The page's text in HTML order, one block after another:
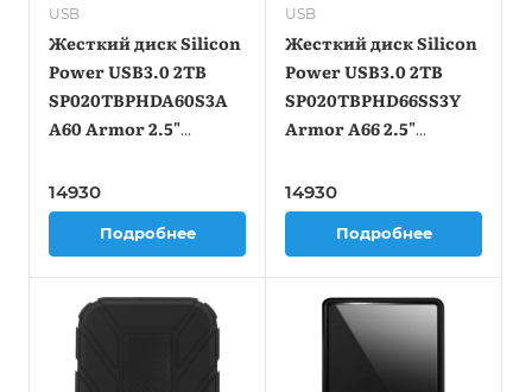
USB
Жесткий диск Silicon
Power USB3.0 2TB
SP020TBPHDA60S3A
A60 Armor 2.5"
14930
Подробнее
USB
Жесткий диск Silicon
Power USB3.0 2TB
SP020TBPHD66SS3Y
Armor A66 2.5"
14930
Подробнее